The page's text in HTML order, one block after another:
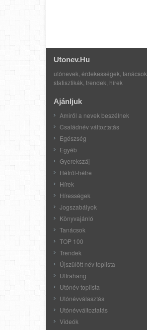
Utonev.hu
utónevek, érdekességek, tanácsok,
statisztikák, trendek, hírek
Ajánljuk
Amiről a nevek beszélnek
Családnév változtatás
Egészség
Egyéb
Gyerekszáj
Hétről-hétre
Hírek
Hírességek
Jogszabályok
Könyvajánló
Tanácsok
TOP 100
Trendek
Újszülött név toplista
Ultrahang
Utónév toplista
Utónévválasztás
Utónévváltoztatás
Videók